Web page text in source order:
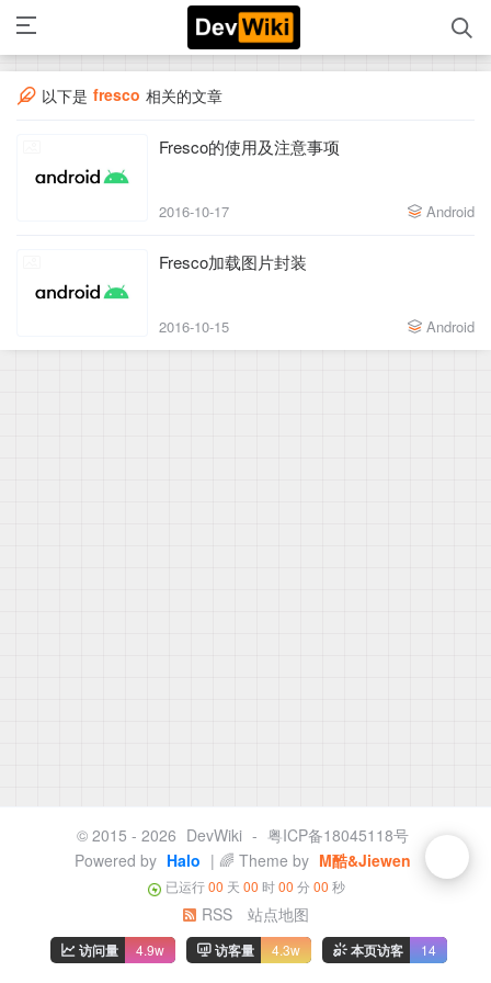
以下是 fresco 相关的文章
Fresco的使用及注意事项
2016-10-17 Android
Fresco加载图片封装
2016-10-15 Android
© 2015 - 2026 DevWiki - 粤ICP备18045118号
Powered by Halo | 🌈 Theme by M酷&Jiewen
已运行00 天 00 时00 分 00 秒
RSS 站点地图
访问量 4.9w 访客量 4.3w 本页访客 14